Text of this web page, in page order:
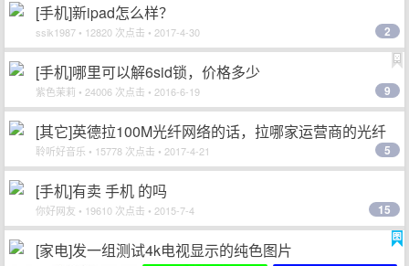
[手机]新ipad怎么样？
ssik1987 • 12820 次点击 • 2017-4-30 2
[手机]哪里可以解6sid锁，价格多少
紫色茉莉 • 24006 次点击 • 2016-6-19 9
[其它]英德拉100M光纤网络的话，拉哪家运营商的光纤
网络好呢？(4月21日15:34更新)
聆听好音乐 • 15778 次点击 • 2017-4-21 5
[手机]有卖 手机 的吗
你好网友 • 19610 次点击 • 2015-7-4 15
[家电]发一组测试4k电视显示的纯色图片